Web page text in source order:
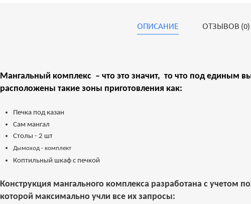
ОПИСАНИЕ ОТЗЫВОВ (0)
Мангальный комплекс – что это значит, то что под единым
расположены такие зоны приготовления как:
Печка под казан
Сам мангал
Столы - 2 шт
Дымоход - комплект
Коптильный шкаф с печкой
Конструкция мангального комплекса разработана с учетом
которой максимально учли все их запросы: